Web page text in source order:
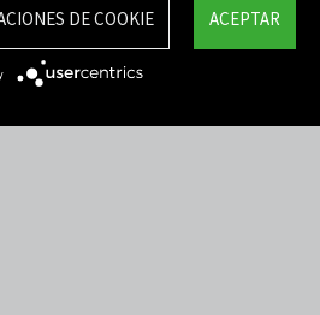
ACEPTAR
DE COOKIE